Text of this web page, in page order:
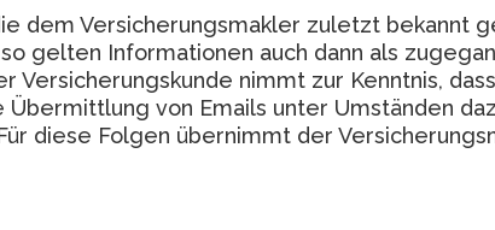
dem Versicherungsmakler zuletzt bekannt
gelten Informationen auch dann als
nimmt zur Kenntnis,
von Emails unter Umständen
diese Folgen übernimmt der